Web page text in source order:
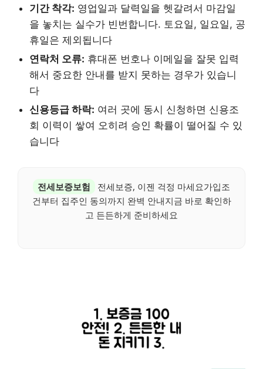
기간 착각: 영업일과 달력일을 헷갈려서 마감일
을 놓치는 실수가 빈번합니다. 토요일, 일요일, 공
휴일은 제외됩니다
연락처 오류: 휴대폰 번호나 이메일을 잘못 입력
해서 중요한 안내를 받지 못하는 경우가 있습니
다
신용등급 하락: 여러 곳에 동시 신청하면 신용조
회 이력이 쌓여 오히려 승인 확률이 떨어질 수 있
습니다
전세보증보험
전세보증, 이젠 걱정 마세요가입조
건부터 집주인 동의까지 완벽 안내지금 바로 확인하
고 든든하게 준비하세요